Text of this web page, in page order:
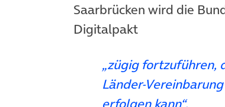
Saarbrücken wird die
Digitalpakt
„zügig fortzuführen,
Länder-